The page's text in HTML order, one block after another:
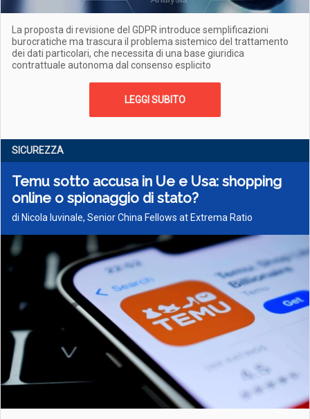
La proposta di revisione del GDPR introduce semplificazioni
burocratiche ma trascura il problema sistemico del trattamento
dei dati particolari, che necessita di una base giuridica
contrattuale autonoma dal consenso esplicito
LEGGI SUBITO
SICUREZZA
Temu sotto accusa in Ue e Usa: shopping
online o spionaggio di stato?
di Nicola Iuvinale, Senior China Fellows at Extrema Ratio